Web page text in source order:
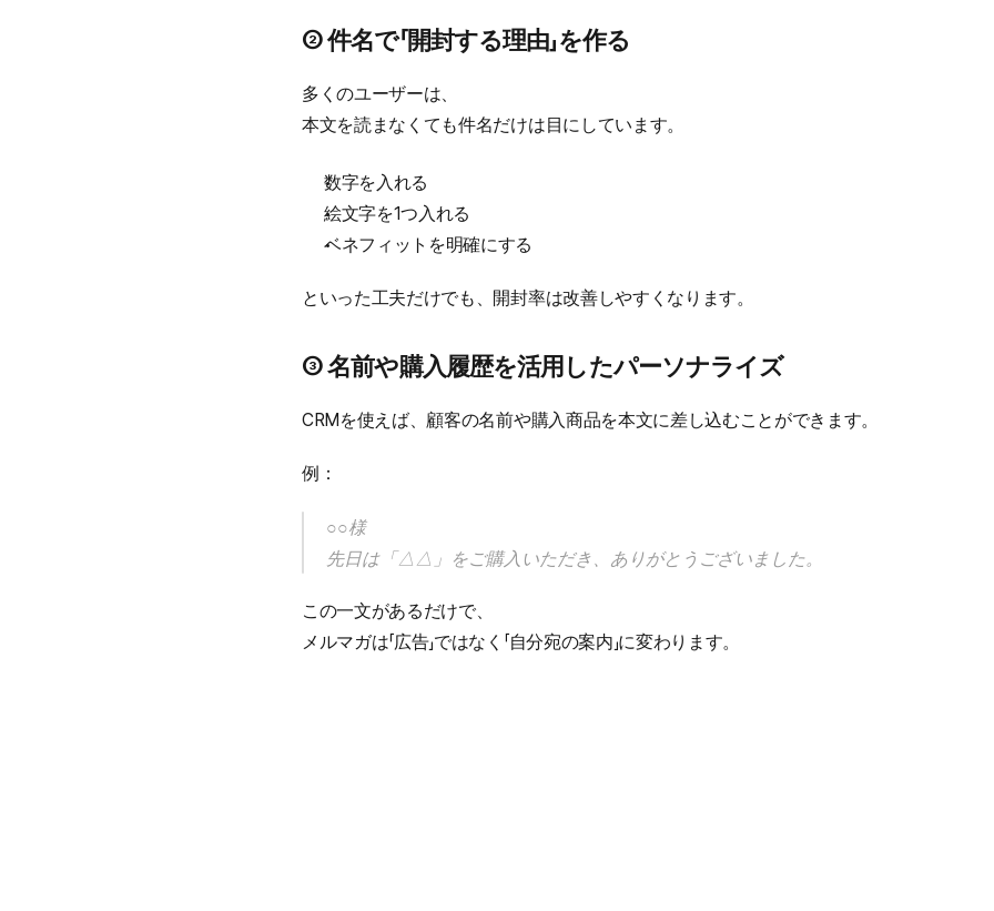
② 件名で「開封する理由」を作る
多くのユーザーは、
本文を読まなくても件名だけは目にしています。
数字を入れる
絵文字を1つ入れる
ベネフィットを明確にする
といった工夫だけでも、開封率は改善しやすくなります。
③ 名前や購入履歴を活用したパーソナライズ
CRMを使えば、顧客の名前や購入商品を本文に差し込むことができます。
例：
○○様
先日は「△△」をご購入いただき、ありがとうございました。
この一文があるだけで、
メルマガは「広告」ではなく「自分宛の案内」に変わります。